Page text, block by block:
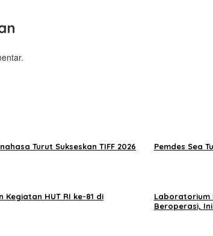
Turut Sukseskan TIFF 2026 Pemdes Sea
Kegiatan HUT RI ke-81 di
Laboratorium
Beroperasi,